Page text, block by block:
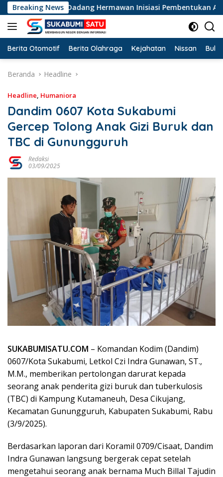
Langsung
ke
konten
Breaking News
PKB Dadang Hermawan Inisiasi Pembentukan Asosiasi
Berita Otomotif Berita Olahraga Kejahatan Nissan
Beranda Headline
Headline, Humaniora
Dandim 0607 Kota Sukabumi
Gercep Tolong Anak Gizi Buruk dan
TBC di Gunungguruh
Redaksi
03/09/2025
SUKABUMISATU.COM – Komandan Kodim (Dandim)
0607/Kota Sukabumi, Letkol Czi Indra Gunawan, ST.,
M.M., memberikan pertolongan darurat kepada
seorang anak penderita gizi buruk dan tuberkulosis
(TBC) di Kampung Kutamaneuh, Desa Cikujang,
Kecamatan Gunungguruh, Kabupaten Sukabumi, Rabu
(3/9/2025).
Berdasarkan laporan dari Koramil 0709/Cisaat, Dandim
Indra Gunawan langsung bergerak cepat setelah
mengetahui seorang anak bernama Much Billal Tajudin